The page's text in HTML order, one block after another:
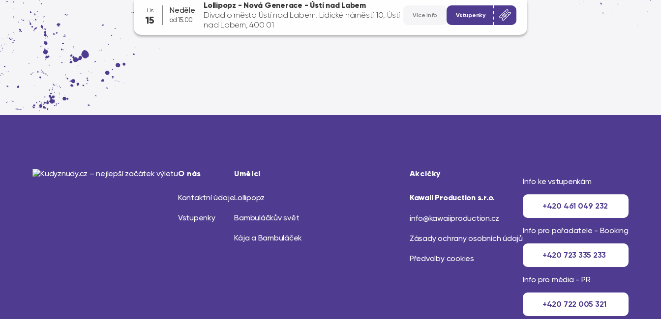
Lis
15
Neděle
od 15.00
Lollipopz - Nová Generace - Ústí nad Labem
Divadlo města Ústí nad Labem, Lidické náměstí 10, Ústí
nad Labem, 400 01
Více info Vstupenky
O nás
Kontaktní údaje
Vstupenky
Umělci
Lollipopz
Bambuláčkův svět
Kája a Bambuláček
Akcičky
Kawaii Production s.r.o.
info@kawaiiproduction.cz
Zásady ochrany osobních údajů
Předvolby cookies
Info ke vstupenkám
+420 461 049 232
Info pro pořadatele - Booking
+420 723 335 233
Info pro média - PR
+420 722 005 321